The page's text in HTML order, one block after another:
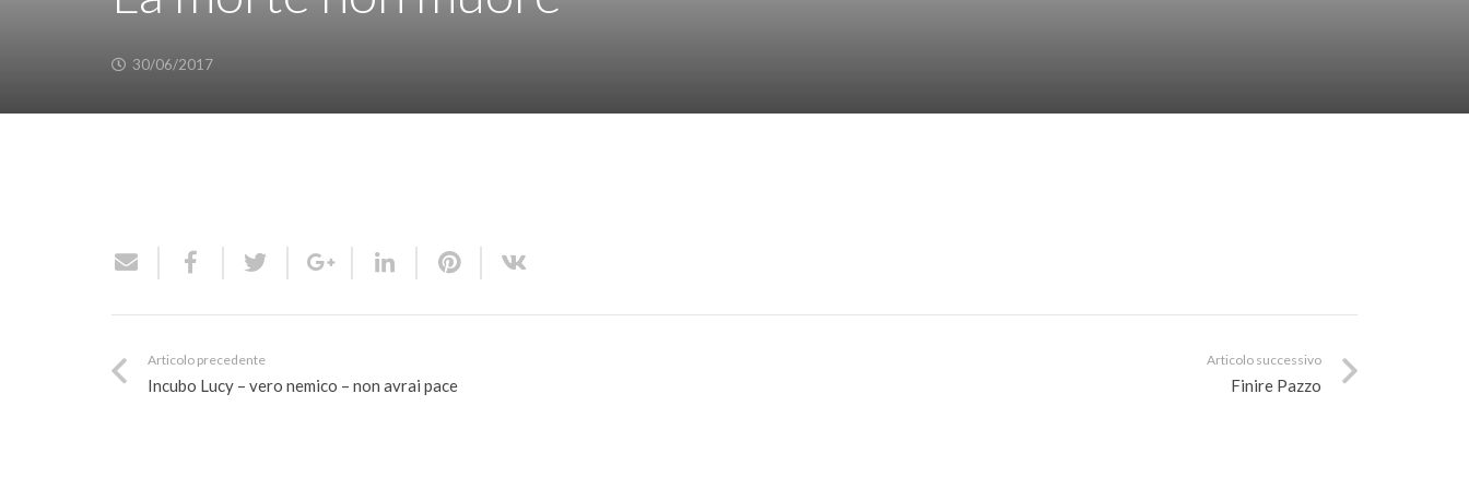
30/06/2017
Articolo precedente
Incubo Lucy – vero nemico – non avrai pace
Articolo successivo
Finire Pazzo